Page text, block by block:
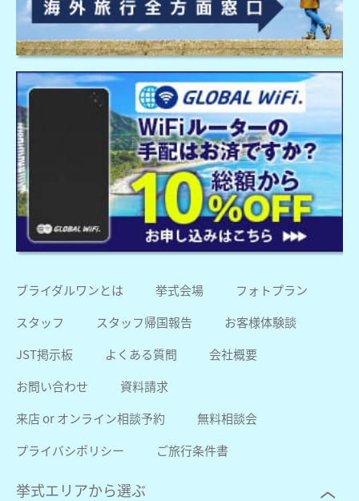
ブライダルワンとは 挙式会場
フォトプラン
スタッフ
スタッフ帰国報告
お客様体験談
JST掲示板
よくある質問
会社概要
お問い合わせ
資料請求
来店 or オンライン相談予約
無料相談会
プライバシポリシー
ご旅行条件書
挙式エリアから選ぶ